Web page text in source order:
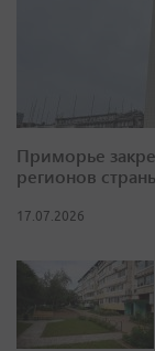
Приморье
регионов
17.07.2026